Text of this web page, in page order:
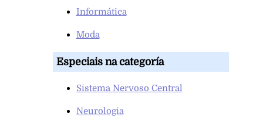
Informática
Moda
Especiais na categoría
Sistema Nervoso Central
Neurologia